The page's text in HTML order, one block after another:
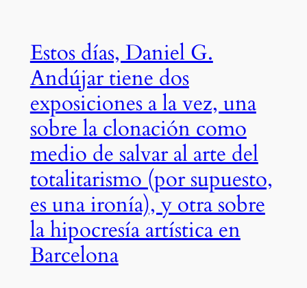
Estos días, Daniel G.
Andújar tiene dos
exposiciones a la vez, una
sobre la clonación como
medio de salvar al arte del
totalitarismo (por supuesto,
es una ironía), y otra sobre
la hipocresía artística en
Barcelona